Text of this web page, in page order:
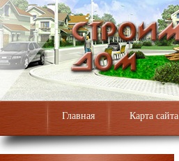
Главная Карта сайта